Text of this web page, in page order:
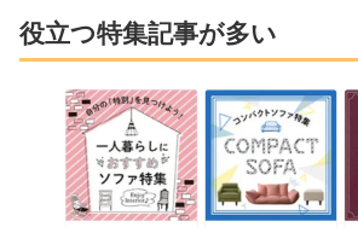
役立つ特集記事が多い